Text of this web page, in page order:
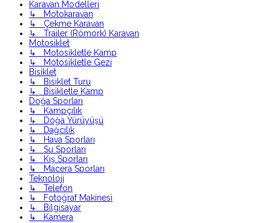
Karavan Modelleri
↳ Motokaravan
↳ Çekme Karavan
↳ Trailer (Römork) Karavan
Motosiklet
↳ Motosikletle Kamp
↳ Motosikletle Gezi
Bisiklet
↳ Bisiklet Turu
↳ Bisikletle Kamp
Doğa Sporları
↳ Kampçılık
↳ Doğa Yürüyüşü
↳ Dağcılık
↳ Hava Sporları
↳ Su Sporları
↳ Kış Sporları
↳ Macera Sporları
Teknoloji
↳ Telefon
↳ Fotoğraf Makinesi
↳ Bilgisayar
↳ Kamera